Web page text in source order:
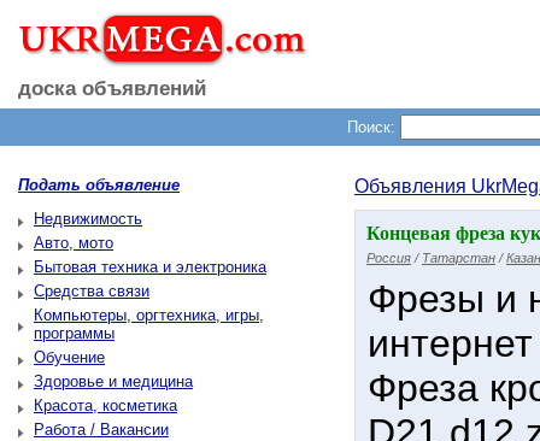
доска объявлений
Поиск:
Подать объявление
Недвижимость
Авто, мото
Бытовая техника и электроника
Средства связи
Компьютеры, оргтехника, игры,
программы
Обучение
Здоровье и медицина
Красота, косметика
Работа / Вакансии
Объявления
Концевая фреза
Россия / Татарстан /
Фрезы и
Фреза